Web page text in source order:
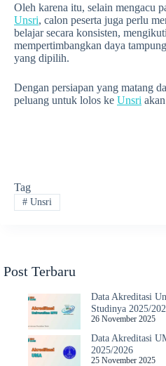
Oleh karena itu, selain mengacu
Unsri, calon peserta juga perlu
belajar secara konsisten,
mempertimbangkan daya
yang dipilih.
Dengan persiapan yang matang
peluang untuk lolos ke Unsri
Tag
#Unsri
Post Terbaru
Data Akreditasi
Studinya 2025/
26 November 2025
Data Akreditasi
2025/2026
25 November 2025